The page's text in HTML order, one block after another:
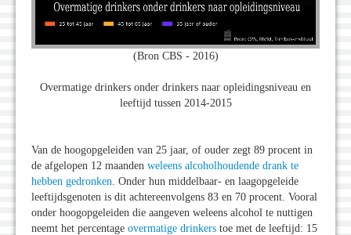
(Bron CBS - 2016)
Overmatige drinkers onder drinkers naar opleidingsniveau en
leeftijd tussen 2014-2015
Van de hoogopgeleiden van 25 jaar, of ouder zegt 89 procent in
de afgelopen 12 maanden weleens alcoholhoudende drank te
hebben gedronken . Onder hun middelbaar- en laagopgeleide
leeftijdsgenoten is dit achtereenvolgens 83 en 70 procent. Vooral
onder hoogopgeleiden die aangeven weleens alcohol te nuttigen
neemt het percentage overmatige drinkers toe met de leeftijd: 15